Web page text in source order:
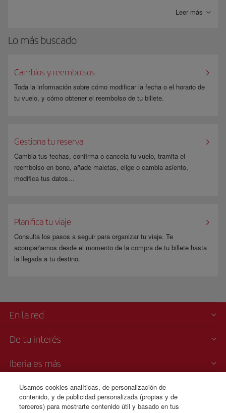
sea más ágil, simple y rápido. Para volar debes
de facturación por si aún no tienes tu tarjeta de embarque o necesitas
Leer más
Lo más buscado
Cambios y reembolsos
Toda la información sobre cómo modificar la fecha o el horario de
tu vuelo, y cómo obtener el reembolso de tu billete.
Gestiona tu reserva
Cambia tus fechas, confirma o cancela tu vuelo, tramita el
reembolso en bono, añade maletas, elige o cambia asiento,
modifica tus datos…
Planifica tu viaje
Consulta los pasos a seguir para organizar tu viaje. Te
acompañamos desde el momento de la compra de tu billete hasta
la llegada a tu destino.
En la red
De tu interés
Iberia es más
Transparencia
Usamos cookies analíticas, de personalización de
contenido, y de publicidad personalizada (propias y de
terceros) para mostrarte contenido útil y basado en tus